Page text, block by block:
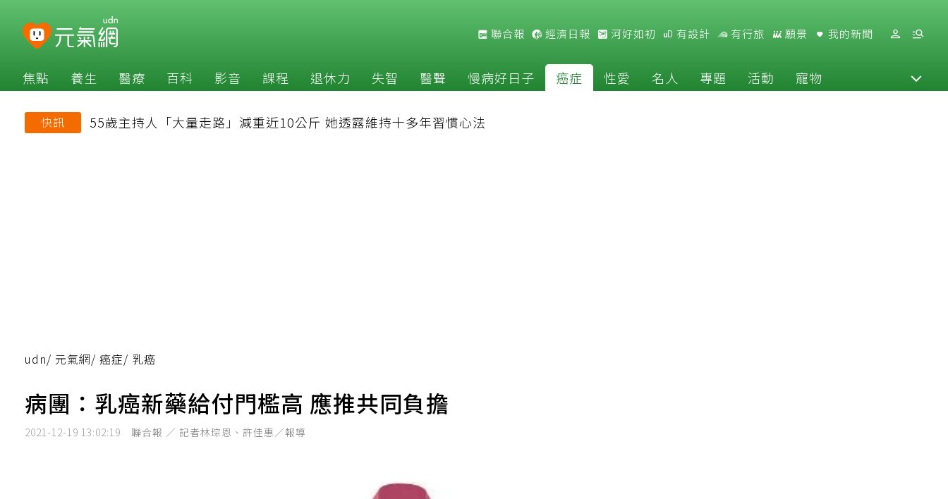
聯合報 經濟日報 河好如初 有設計 有行旅 願景 我的新聞
焦點 養生 醫療 百科 影音 課程 退休力 失智 醫聲 慢病好日子 癌症 性愛 名人 專題 活動 寵物
快訊 55歲主持人「大量走路」減重近10公斤 她透露維持十多年習慣心法
udn/ 元氣網/ 癌症/ 乳癌
病團：乳癌新藥給付門檻高 應推共同負擔
2021-12-19 13:02:19 聯合報 ／ 記者林琮恩、許佳惠／報導